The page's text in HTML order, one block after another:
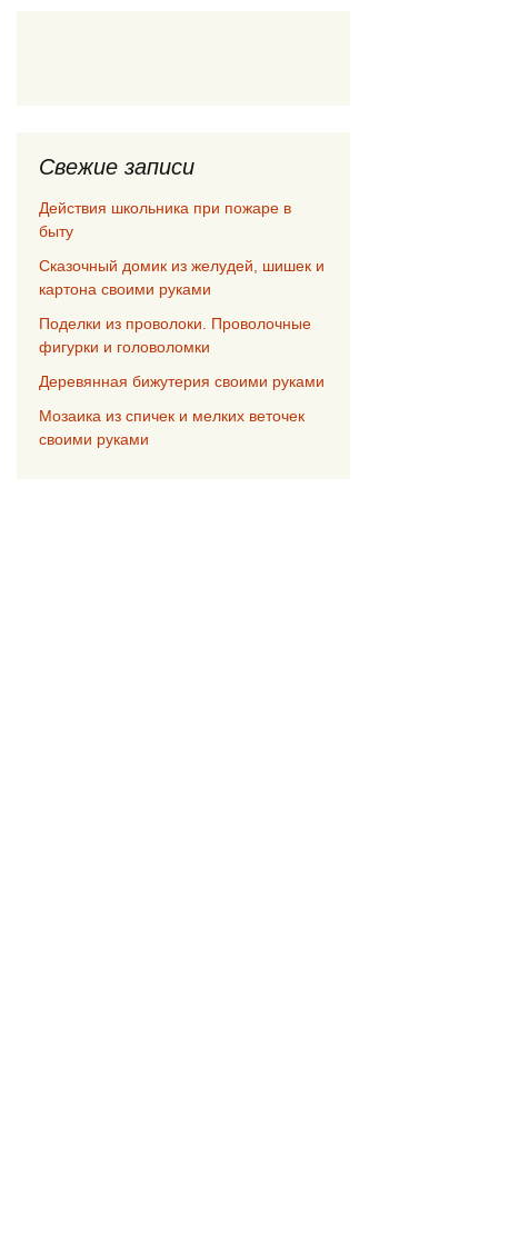
Свежие записи
Действия школьника при пожаре в
быту
Сказочный домик из желудей, шишек и
картона своими руками
Поделки из проволоки. Проволочные
фигурки и головоломки
Деревянная бижутерия своими руками
Мозаика из спичек и мелких веточек
своими руками